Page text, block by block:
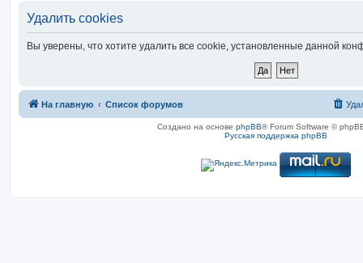
Удалить cookies
Вы уверены, что хотите удалить все cookie, установленные данной
На главную Список форумов
Создано на основе phpBB® Forum Software ©
Русская поддержка phpBB